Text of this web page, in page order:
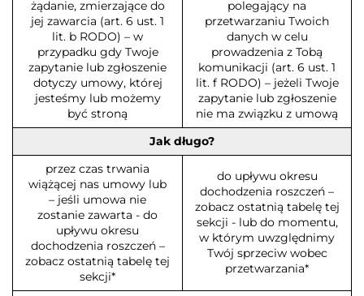
żądanie, zmierzające do
jej zawarcia (art. 6 ust. 1
lit. b RODO) – w
przypadku gdy Twoje
zapytanie lub zgłoszenie
dotyczy umowy, której
jesteśmy lub możemy
być stroną
polegający na
przetwarzaniu Twoich
danych w celu
prowadzenia z Tobą
komunikacji (art. 6 ust. 1
lit. f RODO) – jeżeli Twoje
zapytanie lub zgłoszenie
nie ma związku z umową
Jak długo?
przez czas trwania
wiążącej nas umowy lub
– jeśli umowa nie
zostanie zawarta - do
upływu okresu
dochodzenia roszczeń –
zobacz ostatnią tabelę tej
sekcji*
do upływu okresu
dochodzenia roszczeń –
zobacz ostatnią tabelę tej
sekcji - lub do momentu,
w którym uwzględnimy
Twój sprzeciw wobec
przetwarzania*